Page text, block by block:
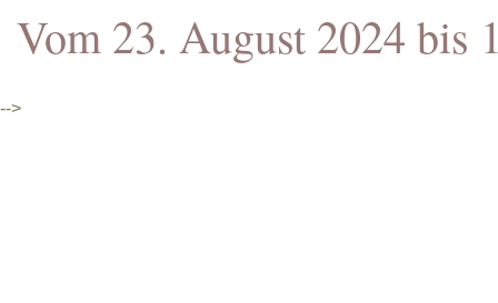
Vom 23. August 2024 bis
-->